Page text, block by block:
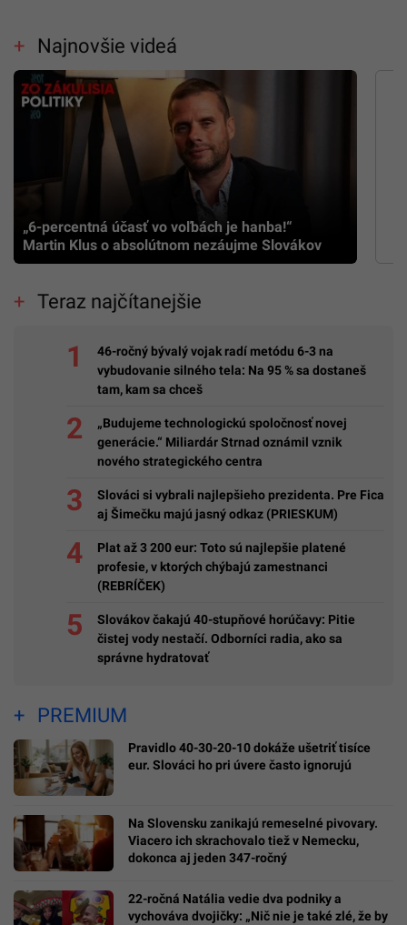
Najnovšie videá
„6-percentná účasť vo voľbách je hanba!“
Martin Klus o absolútnom nezáujme Slovákov
Teraz najčítanejšie
46-ročný bývalý vojak radí metódu 6-3 na
vybudovanie silného tela: Na 95 % sa dostaneš
tam, kam sa chceš
„Budujeme technologickú spoločnosť novej
generácie.“ Miliardár Strnad oznámil vznik
nového strategického centra
Slováci si vybrali najlepšieho prezidenta. Pre Fica
aj Šimečku majú jasný odkaz (PRIESKUM)
Plat až 3 200 eur: Toto sú najlepšie platené
profesie, v ktorých chýbajú zamestnanci
(REBRÍČEK)
Slovákov čakajú 40-stupňové horúčavy: Pitie
čistej vody nestačí. Odborníci radia, ako sa
správne hydratovať
PREMIUM
Pravidlo 40-30-20-10 dokáže ušetriť tisíce
eur. Slováci ho pri úvere často ignorujú
Na Slovensku zanikajú remeselné pivovary.
Viacero ich skrachovalo tiež v Nemecku,
dokonca aj jeden 347-ročný
22-ročná Natália vedie dva podniky a
vychováva dvojičky: „Nič nie je také zlé, že by